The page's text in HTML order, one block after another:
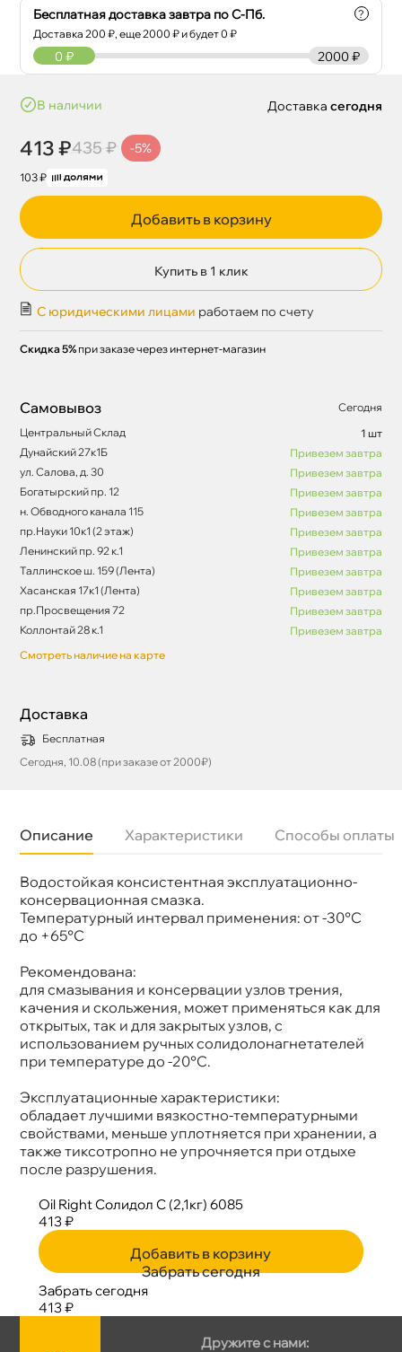
Бесплатная доставка завтра по С-Пб.
Доставка200 ₽, еще2000 ₽ и будет 0 ₽
?
2000 ₽
0 ₽
наличии
413 ₽435 ₽ -5%
103 ₽
Доставка сегодня
Добавить в корзину
Купить в 1 клик
С юридическими лицами работаем по счету
Скидка 5% при заказе через интернет-магазин
Самовывоз
Сегодня
Центральный Склад
1 шт
Дунайский 27к1Б
Привезем завтра
ул. Салова, д. 30
Привезем завтра
Богатырский пр. 12
Привезем завтра
н. Обводного канала 115
Привезем завтра
пр.Науки 10к1 (2 этаж)
Привезем завтра
Ленинский пр. 92 к.1
Привезем завтра
Таллинское ш. 159 (Лента)
Привезем завтра
Хасанская 17к1 (Лента)
Привезем завтра
пр.Просвещения 72
Привезем завтра
Коллонтай 28 к.1
Привезем завтра
Смотреть наличие на карте
Доставка
Бесплатная
Сегодня, 10.08 (при заказе от 2000₽)
Описание Характеристики Способы оплаты
одостойкая консистентная эксплуатационно-
консервационная смазка.
Температурный интервал применения: от -30°C
до +65°C
Рекомендована:
для смазывания и консервации узлов трения,
качения и скольжения, может применяться как для
открытых, так и для закрытых узлов, с
использованием ручных солидолонагнетателей
при температуре до -20°C.
Эксплуатационные характеристики:
обладает лучшими вязкостно-температурными
свойствами, меньше уплотняется при хранении, а
также тиксотропно не упрочняется при отдыхе
после разрушения.
Бренд
Oil Right
Артикул
6085
Oil Right Солидол С (2,1кг) 6085
413 ₽
Добавить в корзину
Забрать сегодня
Забрать сегодня
413 ₽
Дружите с нами: